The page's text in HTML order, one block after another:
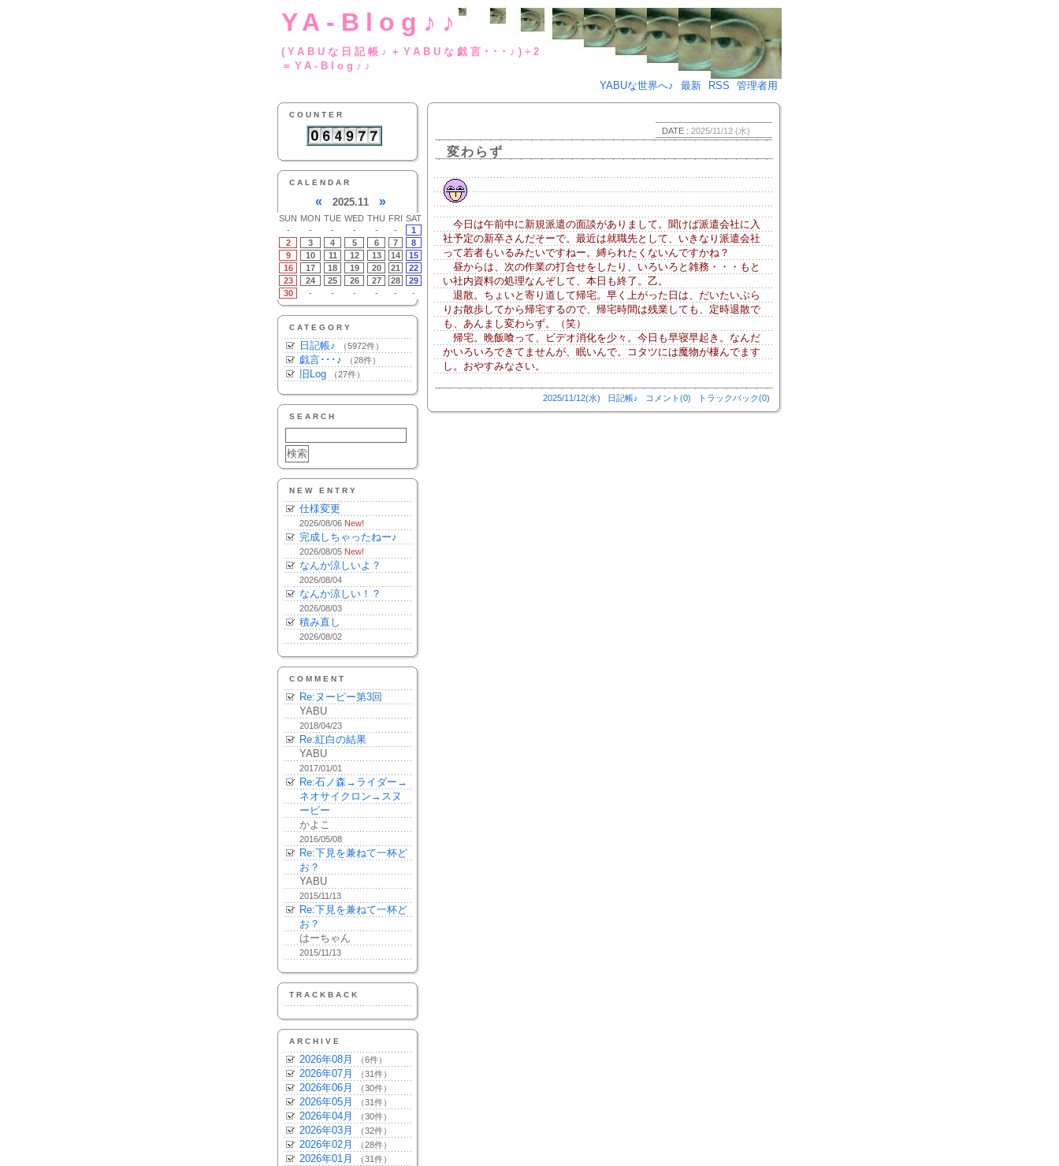
YA-Blog♪♪
(YABUな日記帳♪＋YABUな戯言･･･♪)÷2
＝YA-Blog♪♪
YABUな世界へ♪
最新 RSS 管理者用
COUNTER
CALENDAR
« 2025.11 »
SUN MON TUE WED THU FRI SAT
-
- - - - -
1
2
3 4 5 6 7
8
9
10 11 12 13 14
15
16
17 18 19 20 21
22
23
24 25 26 27 28
29
30
- - - - - -
CATEGORY
日記帳♪ （5972件）
戯言･･･♪ （28件）
旧Log （27件）
SEARCH
NEW ENTRY
仕様変更
2026/08/06 New!
完成しちゃったねー♪
2026/08/05 New!
なんか涼しいよ？
2026/08/04
なんか涼しい！？
2026/08/03
積み直し
2026/08/02
COMMENT
Re:ヌーピー第3回
YABU
2018/04/23
Re:紅白の結果
YABU
2017/01/01
Re:石ノ森→ライダー→
ネオサイクロン→スヌ
ーピー
かよこ
2016/05/08
Re:下見を兼ねて一杯ど
お？
YABU
2015/11/13
Re:下見を兼ねて一杯ど
お？
はーちゃん
2015/11/13
TRACKBACK
ARCHIVE
2026年08月 （6件）
2026年07月 （31件）
2026年06月 （30件）
2026年05月 （31件）
2026年04月 （30件）
2026年03月 （32件）
2026年02月 （28件）
2026年01月 （31件）
DATE : 2025/11/12 (水)
変わらず
今日は午前中に新規派遣の面談がありまして。聞けば派遣会社に入
社予定の新卒さんだそーで。最近は就職先として、いきなり派遣会社
って若者もいるみたいですねー。縛られたくないんですかね？
昼からは、次の作業の打合せをしたり、いろいろと雑務・・・もと
い社内資料の処理なんぞして、本日も終了。乙。
退散。ちょいと寄り道して帰宅。早く上がった日は、だいたいぶら
りお散歩してから帰宅するので、帰宅時間は残業しても、定時退散で
も、あんまし変わらず。（笑）
帰宅。晩飯喰って、ビデオ消化を少々。今日も早寝早起き。なんだ
かいろいろできてませんが、眠いんで。コタツには魔物が棲んでます
し。おやすみなさい。
2025/11/12(水) 日記帳♪ コメント(0) トラックバック(0)